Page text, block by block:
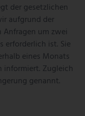
der gesetzlichen
aufgrund der
um zwei
erforderlich ist. Sie
eines Monats
informiert. Zugleich
genannt.